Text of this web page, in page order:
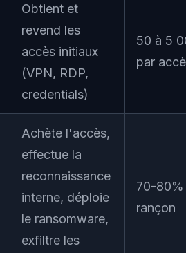
Obtient et
revend les
accès initiaux
(VPN, RDP,
credentials)
50 à 5
par
Achète l'accès,
effectue la
reconnaissance
interne, déploie
le ransomware,
exfiltre les
70-80%
rançon